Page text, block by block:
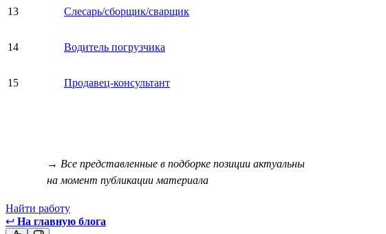
13 Слесарь/сборщик/сварщик
14 Водитель погрузчика
15 Продавец-консультант
→ Все представленные в подборке позиции актуальны
на момент публикации материала
Найти работу
↩ На главную блога